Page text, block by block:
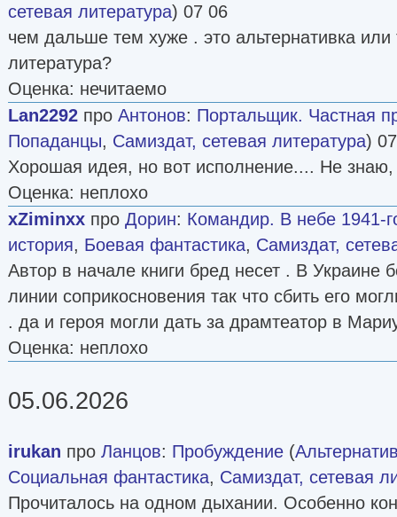
сетевая литература) 07 06
чем дальше тем хуже . это альтернативка или
литература?
Оценка: нечитаемо
Lan2292 про Антонов: Портальщик. Частная
Попаданцы, Самиздат, сетевая литература)
Хорошая идея, но вот исполнение.... Не знаю,
Оценка: неплохо
xZiminxx про Дорин: Командир. В небе 1941-
история, Боевая фантастика, Самиздат,
Автор в начале книги бред несет . В Украине
линии соприкосновения так что сбить его
. да и героя могли дать за драмтеатор в
Оценка: неплохо
05.06.2026
irukan про Ланцов: Пробуждение (
Социальная фантастика, Самиздат, сетевая
Прочиталось на одном дыхании. Особенно